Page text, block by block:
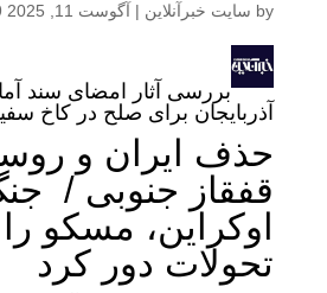
by سایت خبرآنلاین | آگوست 11, 2025 6:19 ب.ظ
بررسی آثار امضای سند
آذربایجان برای صلح در کاخ
حذف ایران و
قفقاز جنوبی /
اوکراین، مسکو را
تحولات دور کرد